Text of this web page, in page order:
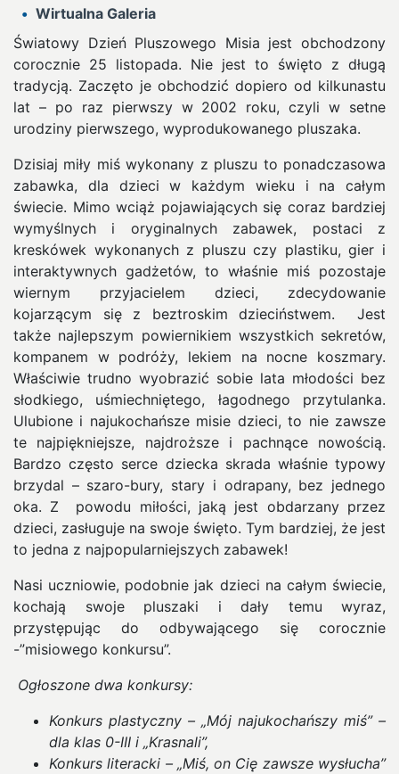
Wirtualna Galeria
Światowy Dzień Pluszowego Misia jest obchodzony
corocznie 25 listopada. Nie jest to święto z długą
tradycją. Zaczęto je obchodzić dopiero od kilkunastu
lat – po raz pierwszy w 2002 roku, czyli w setne
urodziny pierwszego, wyprodukowanego pluszaka.
Dzisiaj miły miś wykonany z pluszu to ponadczasowa
zabawka, dla dzieci w każdym wieku i na całym
świecie. Mimo wciąż pojawiających się coraz bardziej
wymyślnych i oryginalnych zabawek, postaci z
kreskówek wykonanych z pluszu czy plastiku, gier i
interaktywnych gadżetów, to właśnie miś pozostaje
wiernym przyjacielem dzieci, zdecydowanie
kojarzącym się z beztroskim dzieciństwem. Jest
także najlepszym powiernikiem wszystkich sekretów,
kompanem w podróży, lekiem na nocne koszmary.
Właściwie trudno wyobrazić sobie lata młodości bez
słodkiego, uśmiechniętego, łagodnego przytulanka.
Ulubione i najukochańsze misie dzieci, to nie zawsze
te najpiękniejsze, najdroższe i pachnące nowością.
Bardzo często serce dziecka skrada właśnie typowy
brzydal – szaro-bury, stary i odrapany, bez jednego
oka. Z powodu miłości, jaką jest obdarzany przez
dzieci, zasługuje na swoje święto. Tym bardziej, że jest
to jedna z najpopularniejszych zabawek!
Nasi uczniowie, podobnie jak dzieci na całym świecie,
kochają swoje pluszaki i dały temu wyraz,
przystępując do odbywającego się corocznie
-”misiowego konkursu”.
Ogłoszone dwa konkursy:
Konkurs plastyczny – „Mój najukochańszy miś” –
dla klas 0-III i „Krasnali”,
Konkurs literacki – „Miś, on Cię zawsze wysłucha”